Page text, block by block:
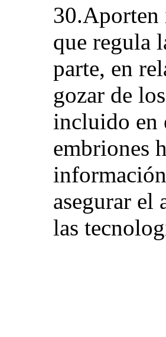
que regula
parte, en
gozar de
incluido en
embriones
asegurar el
las